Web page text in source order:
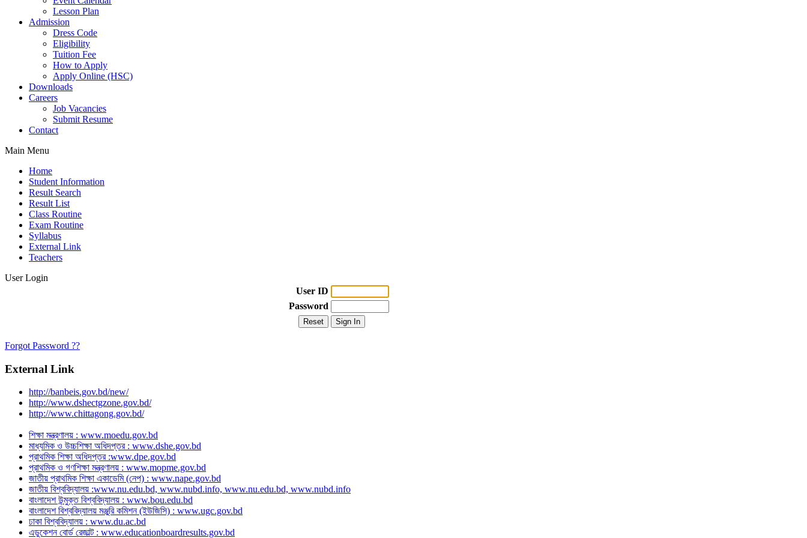
Lesson Plan
Admission
Dress Code
Eligibility
Tuition Fee
How to Apply
Apply Online (HSC)
Downloads
Careers
Job Vacancies
Submit Resume
Contact
Main Menu
Home
Student Information
Result Search
Result List
Class Routine
Exam Routine
Syllabus
External Link
Teachers
User Login
User ID
Password
Forgot Password ??
External Link
http://banbeis.gov.bd/new/
http://www.dshectgzone.gov.bd/
http://www.chittagong.gov.bd/
শিক্ষা মন্ত্রণালয় : www.moedu.gov.bd
মাধ্যমিক ও উচ্চশিক্ষা অধিদপ্তর : www.dshe.gov.bd
প্রাথমিক শিক্ষা অধিদপ্তর :www.dpe.gov.bd
প্রাথমিক ও গণশিক্ষা মন্ত্রণালয় : www.mopme.gov.bd
জাতীয় প্রাথমিক শিক্ষা একাডেমি (নেপ) : www.nape.gov.bd
জাতীয় বিশ্ববিদ্যালয় :www.nu.edu.bd, www.nubd.info, www.nu.edu.bd, www.nubd.info
বাংলাদেশ উন্মুক্ত বিশ্ববিদ্যালয় : www.bou.edu.bd
বাংলাদেশ বিশ্ববিদ্যালয় মঞ্জুরি কমিশন (ইউজিসি) : www.ugc.gov.bd
ঢাকা বিশ্ববিদ্যালয় : www.du.ac.bd
এডুকেশন বোর্ড রেজাল্ট : www.educationboardresults.gov.bd